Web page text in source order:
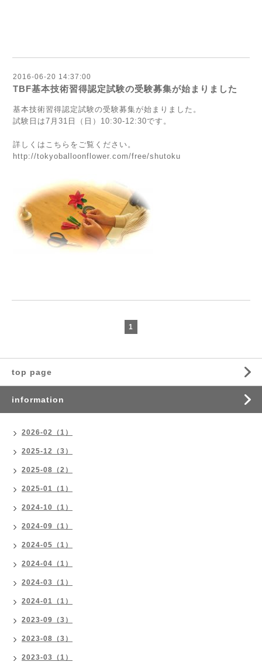
2016-06-20 14:37:00
TBF基本技術習得認定試験の受験募集が始まりました
基本技術習得認定試験の受験募集が始まりました。
試験日は7月31日（日）10:30-12:30です。
詳しくはこちらをご覧ください。
http://tokyoballoonflower.com/free/shutoku
1
top page
information
2026-02（1）
2025-12（3）
2025-08（2）
2025-01（1）
2024-10（1）
2024-09（1）
2024-05（1）
2024-04（1）
2024-03（1）
2024-01（1）
2023-09（3）
2023-08（3）
2023-03（1）